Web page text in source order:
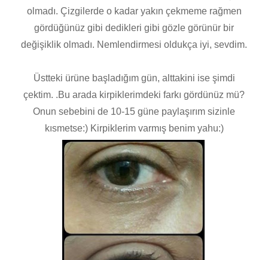
olmadı. Çizgilerde o kadar yakın çekmeme rağmen
gördüğünüz gibi dedikleri gibi gözle görünür bir
değişiklik olmadı. Nemlendirmesi oldukça iyi, sevdim.
Üstteki ürüne başladığım gün, alttakini ise şimdi
çektim. .Bu arada kirpiklerimdeki farkı gördünüz mü?
Onun sebebini de 10-15 güne paylaşırım sizinle
kısmetse:) Kirpiklerim varmış benim yahu:)